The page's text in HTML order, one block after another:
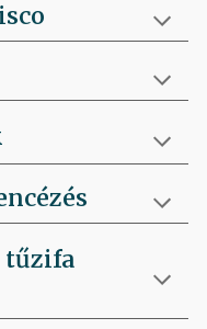
tűzifa